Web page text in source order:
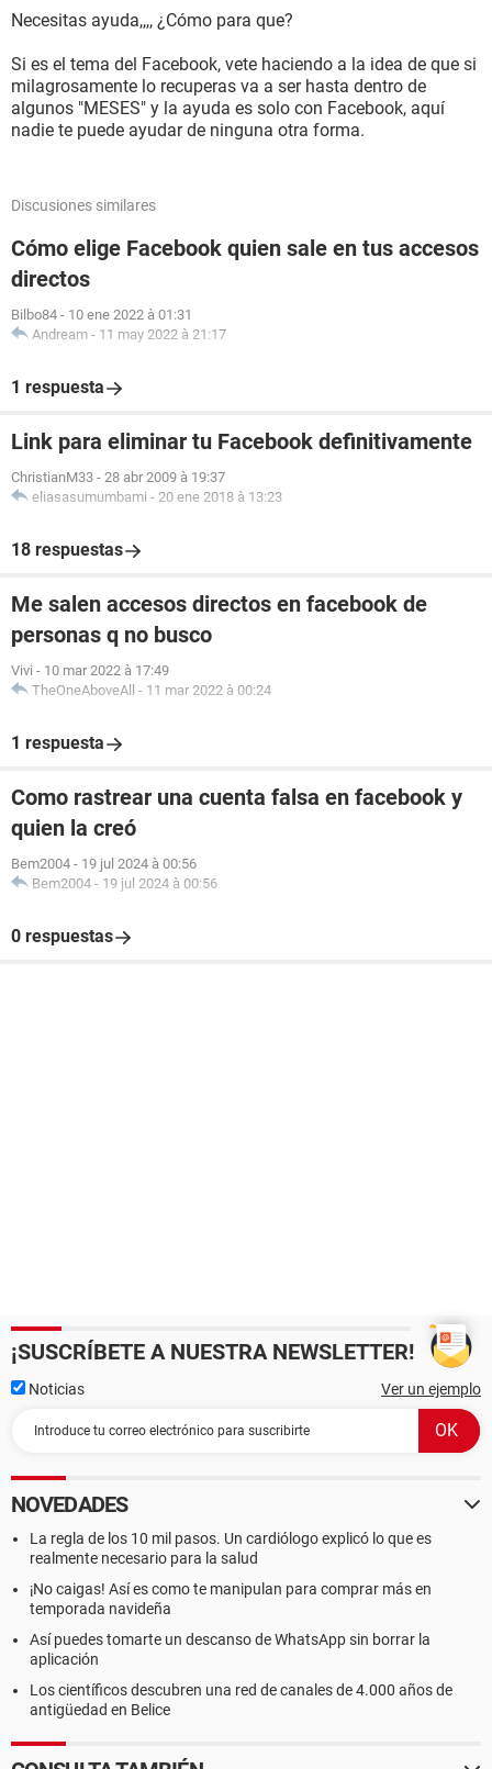
Necesitas ayuda,,,, ¿Cómo para que?
Si es el tema del Facebook, vete haciendo a la idea de que si
milagrosamente lo recuperas va a ser hasta dentro de
algunos "MESES" y la ayuda es solo con Facebook, aquí
nadie te puede ayudar de ninguna otra forma.
Discusiones similares
Cómo elige Facebook quien sale en tus accesos
directos
Bilbo84 - 10 ene 2022 à 01:31
Andream - 11 may 2022 à 21:17
1 respuesta
Link para eliminar tu Facebook definitivamente
ChristianM33 - 28 abr 2009 à 19:37
eliasasumumbami - 20 ene 2018 à 13:23
18 respuestas
Me salen accesos directos en facebook de
personas q no busco
Vivi - 10 mar 2022 à 17:49
TheOneAboveAll - 11 mar 2022 à 00:24
1 respuesta
Como rastrear una cuenta falsa en facebook y
quien la creó
Bem2004 - 19 jul 2024 à 00:56
Bem2004 - 19 jul 2024 à 00:56
0 respuestas
¡SUSCRÍBETE A NUESTRA NEWSLETTER!
Noticias Ver un ejemplo
NOVEDADES
La regla de los 10 mil pasos. Un cardiólogo explicó lo que es
realmente necesario para la salud
¡No caigas! Así es como te manipulan para comprar más en
temporada navideña
Así puedes tomarte un descanso de WhatsApp sin borrar la
aplicación
Los científicos descubren una red de canales de 4.000 años de
antigüedad en Belice